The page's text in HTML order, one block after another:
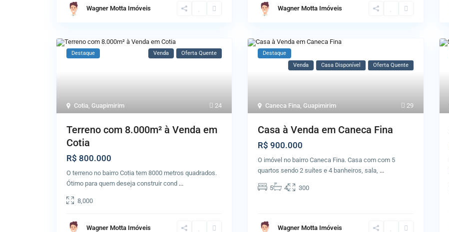
Wagner Motta Imóveis Wagner Motta Imóveis
24
Cotia Guapimirim
Destaque Venda Oferta Quente
Terreno com 8.000m² à Venda em
Cotia
R$ 800.000
O terreno no bairro Cotia tem 8000 metros quadrados.
Ótimo para quem deseja construir cond ...
8,000
Wagner Motta Imóveis
29
Caneca Fina Guapimirim
Destaque
Venda
Casa Disponível Oferta Quente
Casa à Venda em Caneca Fina
R$ 900.000
O imóvel no bairro Caneca Fina. Casa com com 5
quartos sendo 2 suítes e 4 banheiros, sala, ...
5 4 300
Wagner Motta Imóveis